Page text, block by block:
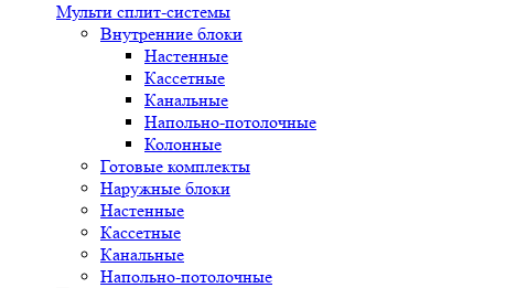
Мульти сплит-системы
Внутренние блоки
Настенные
Кассетные
Канальные
Напольно-потолочные
Колонные
Готовые комплекты
Наружные блоки
Настенные
Кассетные
Канальные
Напольно-потолочные